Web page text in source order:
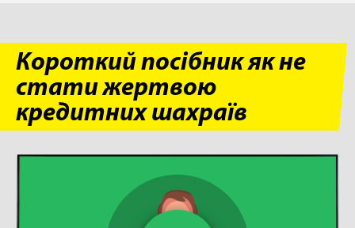
Короткий посібник як не
стати жертвою
кредитних шахраїв